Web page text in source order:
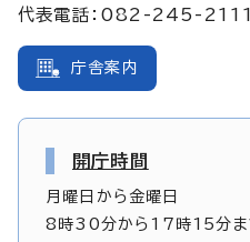
代表電話：082-245-2111
庁舎案内
開庁時間
月曜日から金曜日
8時30分から17時15分ま